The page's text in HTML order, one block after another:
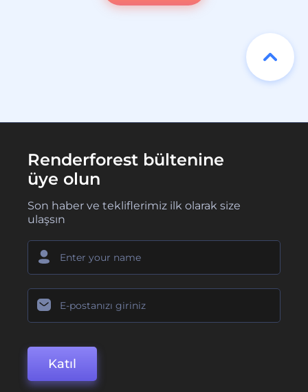
Renderforest bültenine
üye olun
Son haber ve tekliflerimiz ilk olarak size
ulaşsın
Katıl